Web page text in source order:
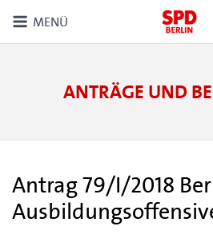
MENÜ
ANTRÄGE UND
Antrag 79/I/2018